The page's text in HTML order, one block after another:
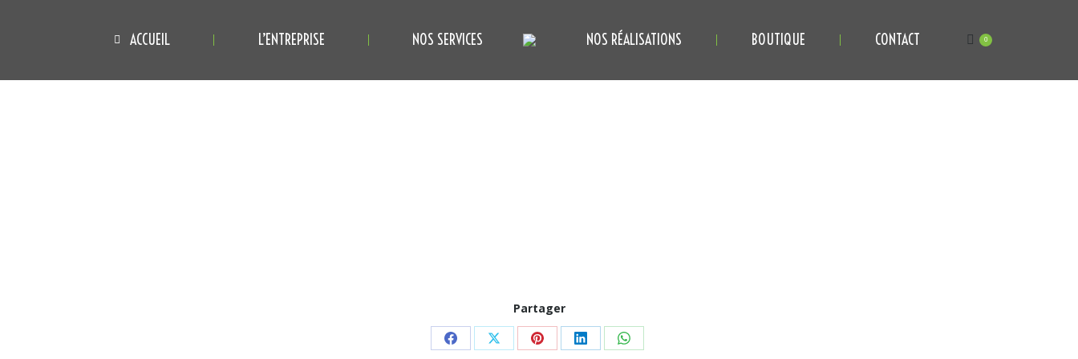
ACCUEIL L’ENTREPRISE NOS SERVICES NOS RÉALISATIONS BOUTIQUE CONTACT 0
Partager
PartagerPartagerPartagerPartagerPartager